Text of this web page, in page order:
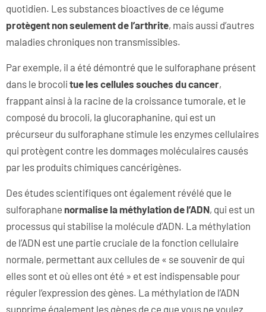
quotidien. Les substances bioactives de ce légume
protègent non seulement de l’arthrite, mais aussi d’autres
maladies chroniques non transmissibles.
Par exemple, il a été démontré que le sulforaphane présent
dans le brocoli tue les cellules souches du cancer,
frappant ainsi à la racine de la croissance tumorale, et le
composé du brocoli, la glucoraphanine, qui est un
précurseur du sulforaphane stimule les enzymes cellulaires
qui protègent contre les dommages moléculaires causés
par les produits chimiques cancérigènes.
Des études scientifiques ont également révélé que le
sulforaphane normalise la méthylation de l’ADN, qui est un
processus qui stabilise la molécule d’ADN. La méthylation
de l’ADN est une partie cruciale de la fonction cellulaire
normale, permettant aux cellules de « se souvenir de qui
elles sont et où elles ont été » et est indispensable pour
réguler l’expression des gènes. La méthylation de l’ADN
supprime également les gènes de ce que vous ne voulez